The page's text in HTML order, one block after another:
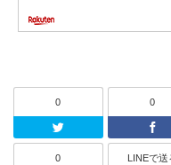
0 0
0 LINEで送